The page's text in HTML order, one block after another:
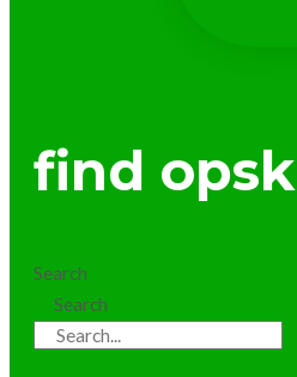
find
Search
Search